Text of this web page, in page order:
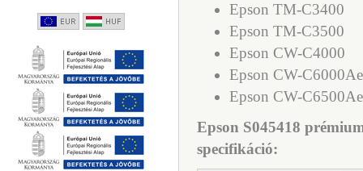
Epson TM-C3400
Epson TM-C3500
Epson CW-C4000
Epson CW-C6000Ae
Epson CW-C6500Ae
Epson S045418
specifikáció: